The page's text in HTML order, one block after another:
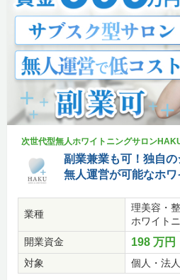
次世代型無人ホワイトニングサロン
副業兼業も可！独自の
無人運営が可能なホ
業種
理美容・
ホワイト
開業資金
198 万円
対象 個人・法人